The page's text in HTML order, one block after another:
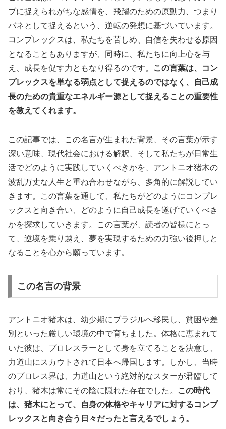
ブに捉えられがちな感情を、飛躍のための原動力、つまり
バネとして捉えるという、逆転の発想に基づいています。
コンプレックスは、私たちを苦しめ、自信を失わせる原因
となることもありますが、同時に、私たちに向上心を与
え、成長を促す力ともなり得るのです。
この言葉は、コン
プレックスを単なる弱点として捉えるのではなく、自己成
長のための貴重なエネルギー源として捉えることの重要性
を教えてくれます。
この記事では、この名言が生まれた背景、その言葉が示す
深い意味、現代社会における解釈、そして私たちが日常生
活でどのように実践していくべきかを、アントニオ猪木の
波乱万丈な人生と重ね合わせながら、多角的に解説してい
きます。この言葉を通して、私たちがどのようにコンプレ
ックスと向き合い、どのように自己成長を遂げていくべき
かを探求していきます。この言葉が、読者の皆様にとっ
て、逆境を乗り越え、夢を実現するための力強い後押しと
なることを心から願っています。
この名言の背景
アントニオ猪木は、幼少期にブラジルへ移民し、貧困や差
別といった厳しい環境の中で育ちました。体格に恵まれて
いた彼は、プロレスラーとして身を立てることを決意し、
力道山にスカウトされて日本へ帰国します。しかし、当時
のプロレス界は、力道山という絶対的なスターが君臨して
おり、猪木は常にその陰に隠れた存在でした。
この時代
は、猪木にとって、自身の体格やキャリアに対するコンプ
レックスと向き合う日々だったと言えるでしょう。